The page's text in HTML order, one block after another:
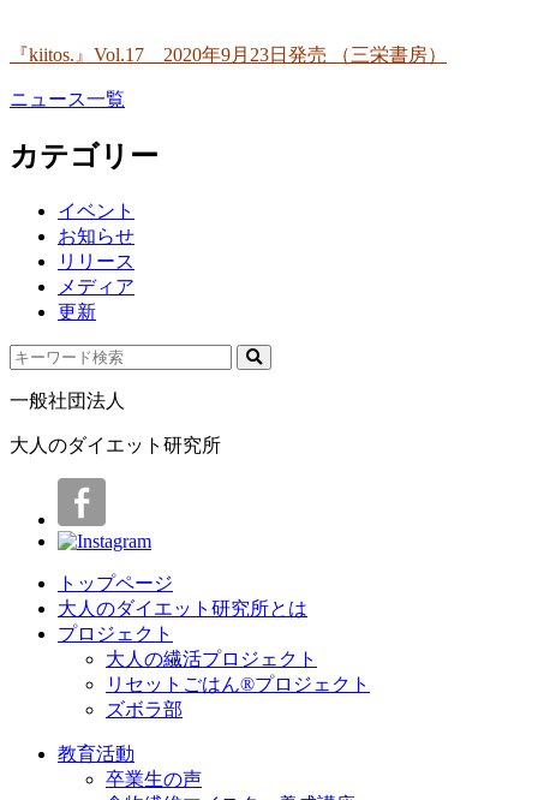
『kiitos.』Vol.17 2020年9月23日発売 （三栄書房）
ニュース一覧
カテゴリー
イベント
お知らせ
リリース
メディア
更新
一般社団法人
大人のダイエット研究所
トップページ
大人のダイエット研究所とは
プロジェクト
大人の繊活プロジェクト
リセットごはん®プロジェクト
ズボラ部
教育活動
卒業生の声